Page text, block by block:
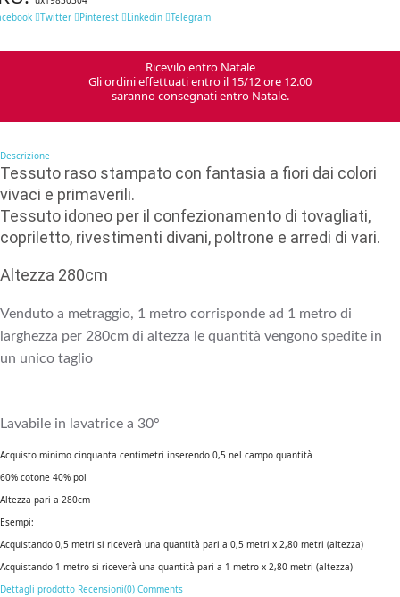
Twitter Pinterest Linkedin Telegram
Ricevilo entro Natale
Gli ordini effettuati entro il 15/12 ore 12.00
saranno consegnati entro Natale.
Descrizione
Tessuto raso stampato con fantasia a fiori dai colori
vivaci e primaverili.
Tessuto idoneo per il confezionamento di tovagliati,
copriletto, rivestimenti divani, poltrone e arredi di vari.
Altezza 280cm
Venduto a metraggio, 1 metro corrisponde ad 1 metro di
larghezza per 280cm di altezza le quantità vengono spedite in
un unico taglio
Lavabile in lavatrice a 30°
Acquisto minimo cinquanta centimetri inserendo 0,5 nel campo quantità
60% cotone 40% pol
Altezza pari a 280cm
Esempi:
Acquistando 0,5 metri si riceverà una quantità pari a 0,5 metri x 2,80 metri (altezza)
Acquistando 1 metro si riceverà una quantità pari a 1 metro x 2,80 metri (altezza)
Dettagli prodotto Recensioni(0) Comments